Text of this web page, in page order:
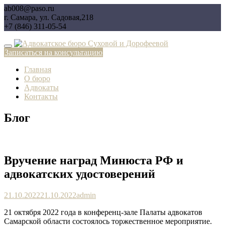
Перейти
к
содержимому
ab008@paso.ru
г. Самара, ул. Садовая,218
+7 (846) 311-05-54
Записаться на консультацию
Главная
О бюро
Адвокаты
Контакты
Блог
Вручение наград Минюста РФ и
адвокатских удостоверений
21.10.202221.10.2022admin
21 октября 2022 года в конференц-зале Палаты адвокатов
Самарской области состоялось торжественное мероприятие.